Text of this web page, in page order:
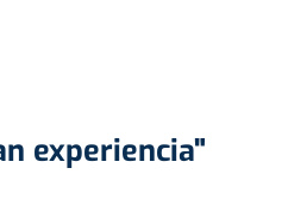
experiencia"